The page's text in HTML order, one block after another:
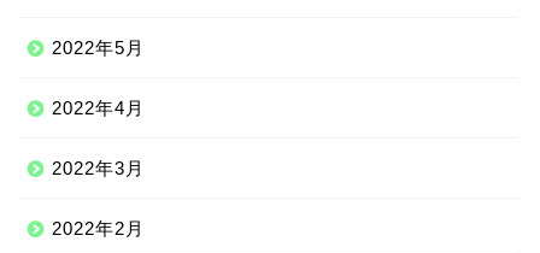
2022年5月
2022年4月
2022年3月
2022年2月